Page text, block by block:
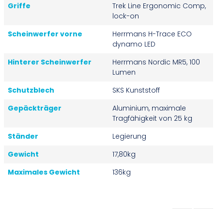
Griffe
Trek Line Ergonomic Comp,
lock-on
Scheinwerfer vorne
Herrmans H-Trace ECO
dynamo LED
Hinterer Scheinwerfer
Herrmans Nordic MR5, 100
Lumen
Schutzblech
SKS Kunststoff
Gepäckträger
Aluminium, maximale
Tragfähigkeit von 25 kg
Ständer
Legierung
Gewicht
17,80kg
Maximales Gewicht
136kg